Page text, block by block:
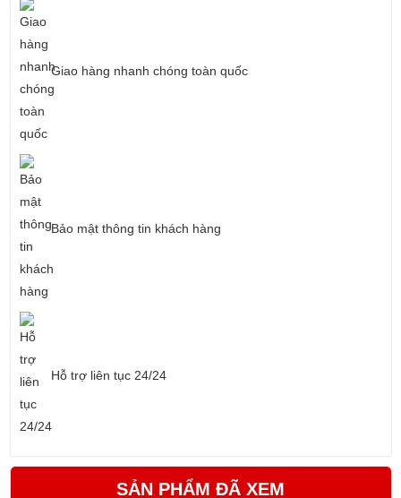
Giao hàng nhanh chóng toàn quốc
Bảo mật thông tin khách hàng
Hỗ trợ liên tục 24/24
SẢN PHẨM ĐÃ XEM